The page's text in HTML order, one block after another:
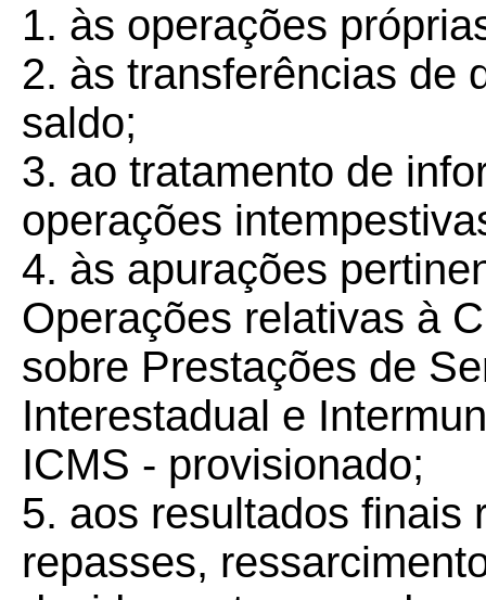
1. às operações
2. às transferências de
saldo;
3. ao tratamento de
operações
4. às apurações
Operações relativas à
sobre Prestações de
Interestadual e
ICMS - provisionado;
5. aos resultados finais
repasses,